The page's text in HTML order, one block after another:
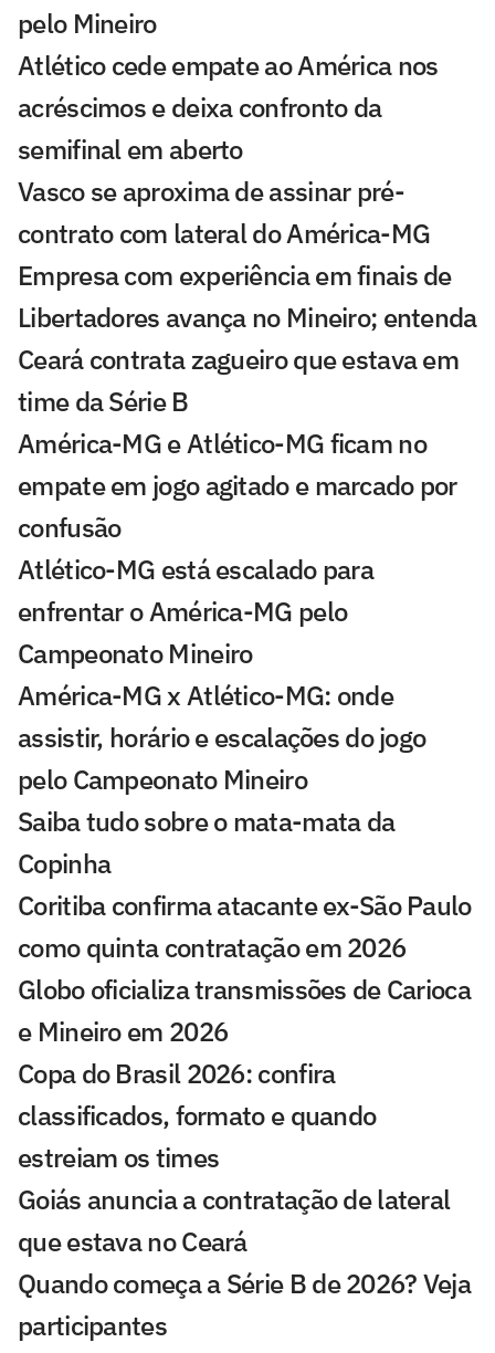
pelo Mineiro
Atlético cede empate ao América nos
acréscimos e deixa confronto da
semifinal em aberto
Vasco se aproxima de assinar pré-
contrato com lateral do América-MG
Empresa com experiência em finais de
Libertadores avança no Mineiro; entenda
Ceará contrata zagueiro que estava em
time da Série B
América-MG e Atlético-MG ficam no
empate em jogo agitado e marcado por
confusão
Atlético-MG está escalado para
enfrentar o América-MG pelo
Campeonato Mineiro
América-MG x Atlético-MG: onde
assistir, horário e escalações do jogo
pelo Campeonato Mineiro
Saiba tudo sobre o mata-mata da
Copinha
Coritiba confirma atacante ex-São Paulo
como quinta contratação em 2026
Globo oficializa transmissões de Carioca
e Mineiro em 2026
Copa do Brasil 2026: confira
classificados, formato e quando
estreiam os times
Goiás anuncia a contratação de lateral
que estava no Ceará
Quando começa a Série B de 2026? Veja
participantes